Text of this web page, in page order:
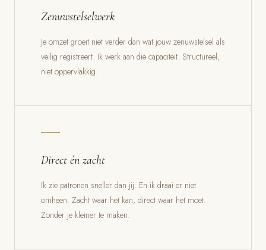
Zenuwstelselwerk
Je omzet groeit niet verder dan wat jouw zenuwstelsel als
veilig registreert. Ik werk aan die capaciteit. Structureel,
niet oppervlakkig.
Direct én zacht
Ik zie patronen sneller dan jij. En ik draai er niet
omheen. Zacht waar het kan, direct waar het moet.
Zonder je kleiner te maken.